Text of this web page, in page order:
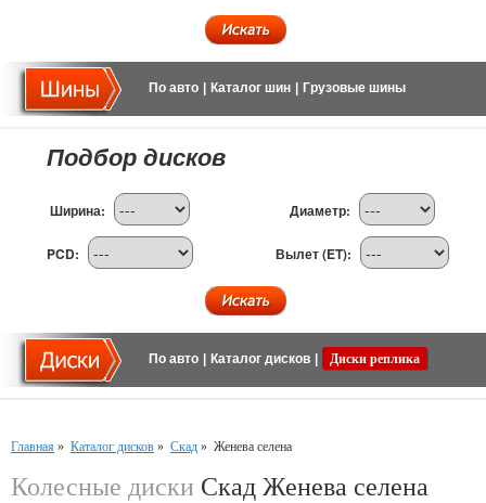
По авто Каталог шин Грузовые шины
Подбор дисков
Ширина: Диаметр:
PCD: Вылет (ET):
По авто Каталог дисков Диски реплика
Главная » Каталог дисков » Скад » Женева селена
Колесные диски Скад Женева селена